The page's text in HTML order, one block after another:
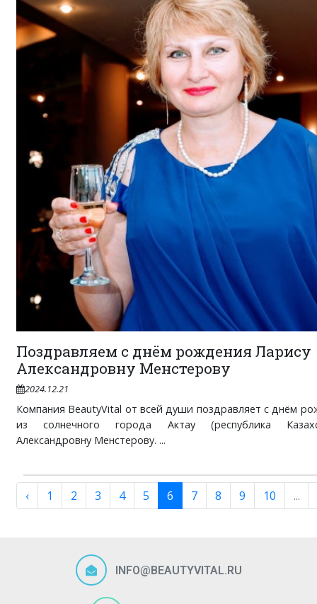
Поздравляем с днём рождения Ларису
Александровну Менстерову
2024.12.21
Компания BeautyVital от всей души поздравляет с днём
из солнечного города Актау (республика
Александровну Менстерову. ...
‹ 1 2 3 4 5 6 7 8 9 10 ...
INFO@BEAUTYVITAL.RU